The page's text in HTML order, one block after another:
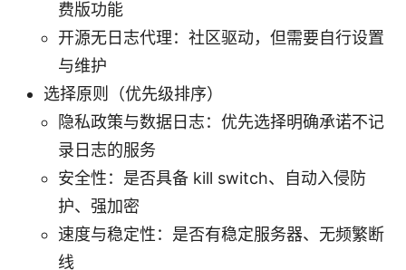
费版功能
开源无日志代理：社区驱动，但需要自行设置
与维护
选择原则（优先级排序）
隐私政策与数据日志：优先选择明确承诺不记
录日志的服务
安全性：是否具备 kill switch、自动入侵防
护、强加密
速度与稳定性：是否有稳定服务器、无频繁断
线